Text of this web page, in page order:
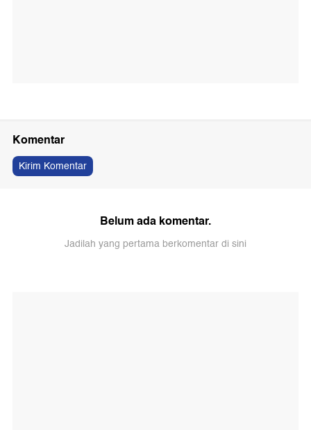
Komentar
Kirim Komentar
Belum ada komentar.
Jadilah yang pertama berkomentar di sini